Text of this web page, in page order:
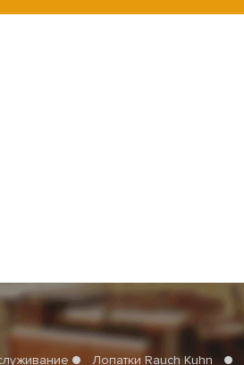
Лопатки Rauch Kuhn